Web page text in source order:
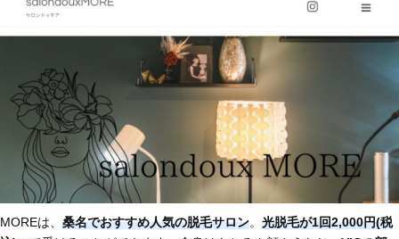
MOREは、 桑名でおすすめ人気の脱毛サロン。 光脱毛が1回2,000円(税